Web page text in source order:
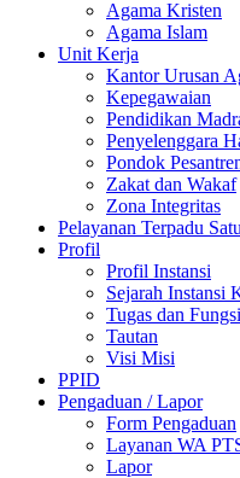
Agama Kristen
Agama Islam
Unit Kerja
Kantor Urusan
Kepegawaian
Pendidikan
Penyelenggara
Pondok
Zakat dan Wakaf
Zona Integritas
Pelayanan Terpadu
Profil
Profil Instansi
Sejarah Instansi
Tugas dan Fungsi
Tautan
Visi Misi
PPID
Pengaduan / Lapor
Form Pengaduan
Layanan WA
Lapor